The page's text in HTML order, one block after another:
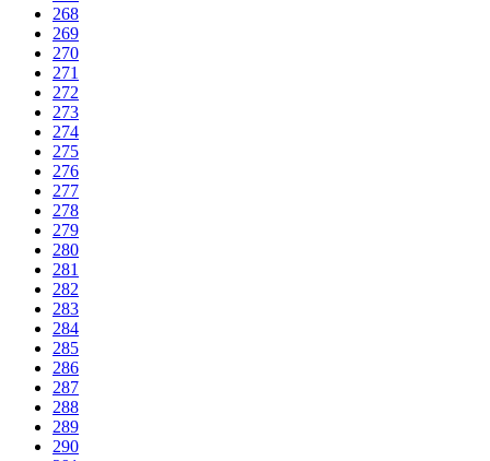
268
269
270
271
272
273
274
275
276
277
278
279
280
281
282
283
284
285
286
287
288
289
290